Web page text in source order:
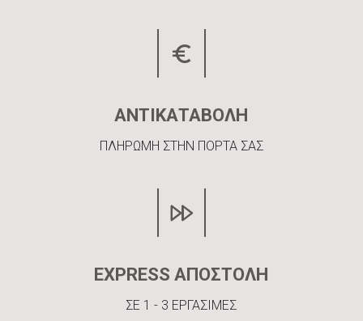
ΑΝΤΙΚΑΤΑΒΟΛΗ
ΠΛΗΡΩΜΗ ΣΤΗΝ ΠΟΡΤΑ ΣΑΣ
EXPRESS ΑΠΟΣΤΟΛΗ
ΣΕ 1 - 3 ΕΡΓΑΣΙΜΕΣ